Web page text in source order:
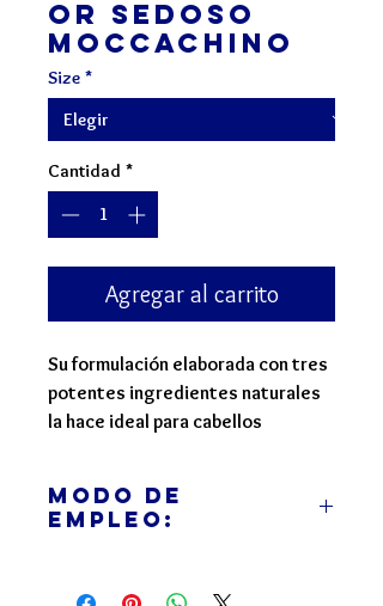
or SEDOSO
Moccachino
Size *
Cantidad *
Agregar al carrito
Su formulación elaborada con tres
potentes ingredientes naturales
la hace ideal para cabellos
El Cacao, el Café y la Leche
capilar, haciendo que crezca
Modo de
Empleo:
Champú Sedoso Moccachino,